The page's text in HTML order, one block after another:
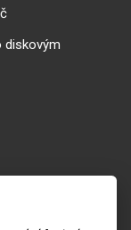
diskovým